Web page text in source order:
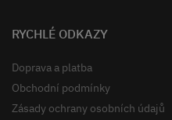
RYCHLÉ ODKAZY
Doprava a platba
Obchodní podmínky
Zásady ochrany osobních údajů